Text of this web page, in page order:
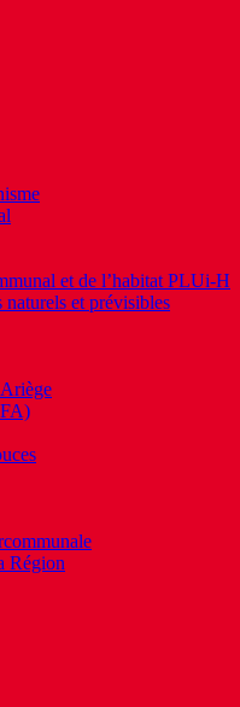
et de l’habitat PLUi-H
naturels et prévisibles
Région